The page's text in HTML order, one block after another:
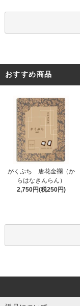
おすすめ商品
がくぷち 唐花金襴（か
らはなきんらん）
2,750円(税250円)